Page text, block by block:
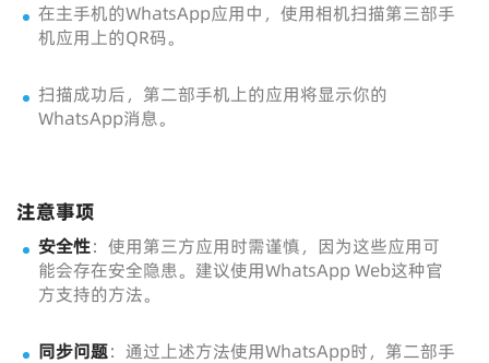
在主手机的WhatsApp应用中，使用相机扫描第三部手
机应用上的QR码。
扫描成功后，第二部手机上的应用将显示你的
WhatsApp消息。
注意事项
安全性：使用第三方应用时需谨慎，因为这些应用可
能会存在安全隐患。建议使用WhatsApp Web这种官
方支持的方法。
同步问题：通过上述方法使用WhatsApp时，第二部手